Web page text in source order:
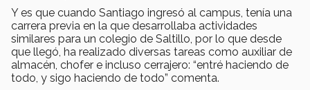
Y es que cuando Santiago ingresó al campus, tenía una
carrera previa en la que desarrollaba actividades
similares para un colegio de Saltillo, por lo que desde
que llegó, ha realizado diversas tareas como auxiliar de
almacén, chofer e incluso cerrajero: “entré haciendo de
todo, y sigo haciendo de todo” comenta.